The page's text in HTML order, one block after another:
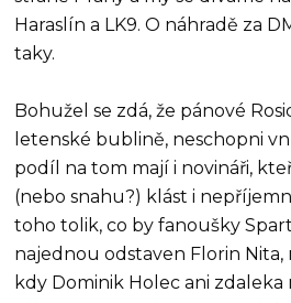
Haraslín a LK9. O náhradě za
taky.
Bohužel se zdá, že pánové
letenské bublině, neschopni
podíl na tom mají i novináři,
(nebo snahu?) klást i
toho tolik, co by fanoušky
najednou odstaven Florin Nita,
kdy Dominik Holec ani